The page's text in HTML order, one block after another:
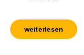
weiterlesen